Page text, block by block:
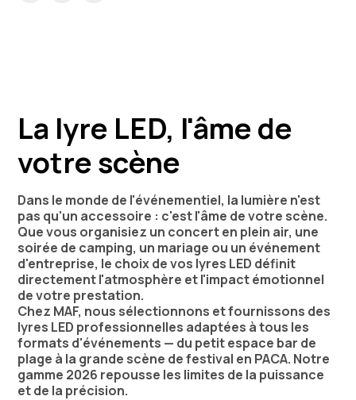
La lyre LED, l'âme de
votre scène
Dans le monde de l'événementiel, la lumière n'est
pas qu'un accessoire : c'est l'âme de votre scène.
Que vous organisiez un concert en plein air, une
soirée de camping, un mariage ou un événement
d'entreprise, le choix de vos lyres LED définit
directement l'atmosphère et l'impact émotionnel
de votre prestation.
Chez MAF, nous sélectionnons et fournissons des
lyres LED professionnelles adaptées à tous les
formats d'événements — du petit espace bar de
plage à la grande scène de festival en PACA. Notre
gamme 2026 repousse les limites de la puissance
et de la précision.